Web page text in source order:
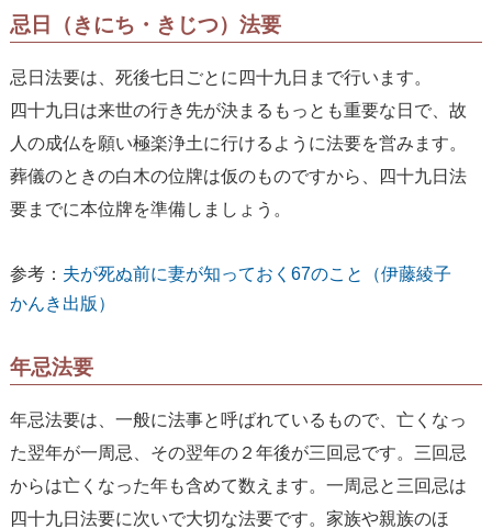
忌日（きにち・きじつ）法要
忌日法要は、死後七日ごとに四十九日まで行います。
四十九日は来世の行き先が決まるもっとも重要な日で、故
人の成仏を願い極楽浄土に行けるように法要を営みます。
葬儀のときの白木の位牌は仮のものですから、四十九日法
要までに本位牌を準備しましょう。
参考： 夫が死ぬ前に妻が知っておく67のこと（伊藤綾子
かんき出版）
年忌法要
年忌法要は、一般に法事と呼ばれているもので、亡くなっ
た翌年が一周忌、その翌年の２年後が三回忌です。三回忌
からは亡くなった年も含めて数えます。一周忌と三回忌は
四十九日法要に次いで大切な法要です。家族や親族のほ